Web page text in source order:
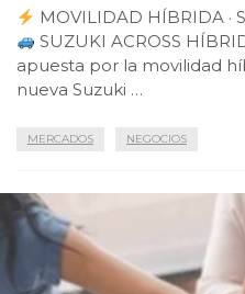
MOVILIDAD HÍBRIDA ·
SUZUKI ACROSS
apuesta por la movilidad
nueva Suzuki …
MERCADOS NEGOCIOS